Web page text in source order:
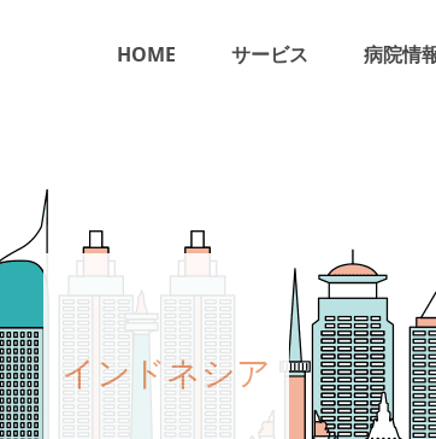
HOME サービス 病院情
インドネシア